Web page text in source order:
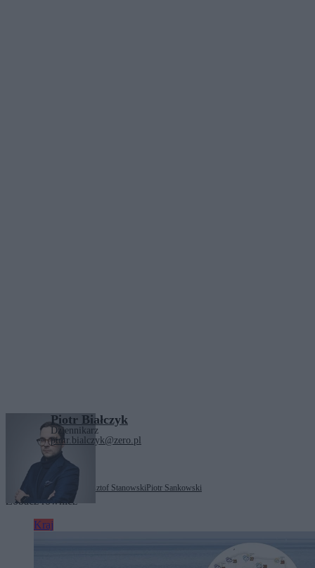
Piotr Białczyk
Dziennikarz
piotr.bialczyk@zero.pl
Tagi: Krzysztof StanowskiPiotr Sankowski
Zobacz również
Kraj